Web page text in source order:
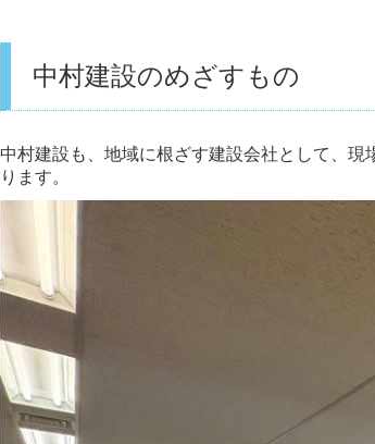
中村建設のめざすもの
中村建設も、地域に根ざす建設会社として、
ります。